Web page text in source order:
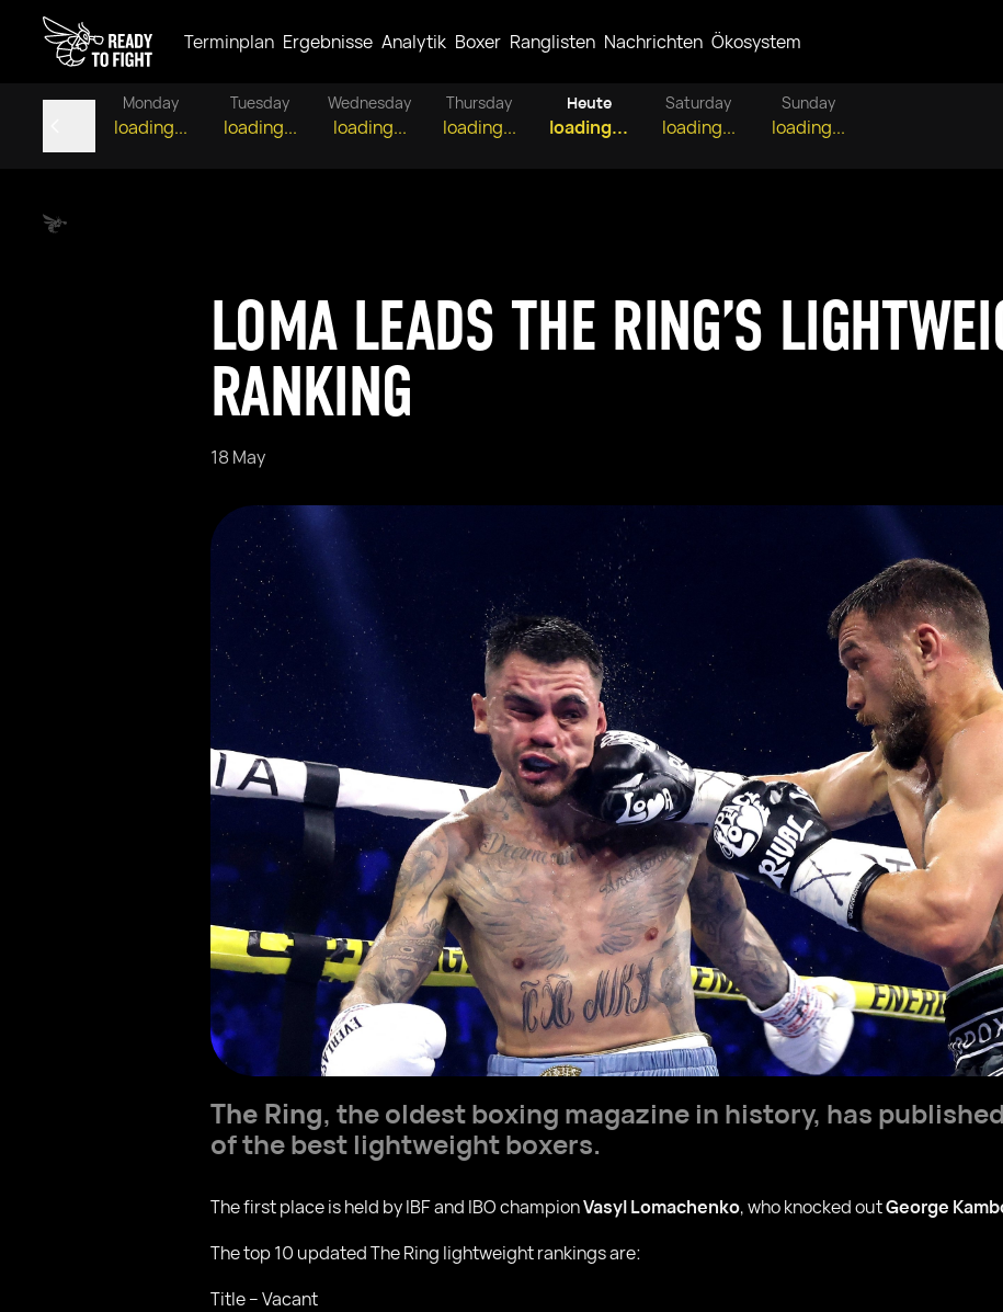
Terminplan Ergebnisse Analytik Boxer Ranglisten Nachrichten Ökosystem
Monday
loading...
Tuesday
loading...
Wednesday
loading...
Thursday
loading...
Heute
loading...
Saturday
loading...
Sunday
loading...
LOMA LEADS THE RING’S
RANKING
18 May
The Ring, the oldest boxing magazine in history, has
of the best lightweight boxers.
The first place is held by IBF and IBO championVasyl Lomachenko, who knocked outGeorge
The top 10 updated The Ring lightweight rankings are:
Title – Vacant